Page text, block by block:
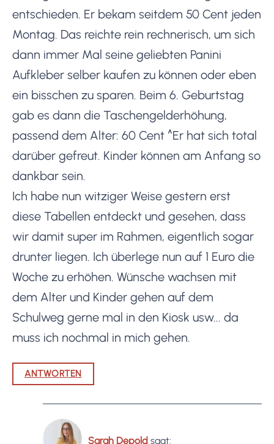
entschieden. Er bekam seitdem 50 Cent jeden
Montag. Das reichte rein rechnerisch, um sich
dann immer Mal seine geliebten Panini
Aufkleber selber kaufen zu können oder eben
ein bisschen zu sparen. Beim 6. Geburtstag
gab es dann die Taschengelderhöhung,
passend dem Alter: 60 Cent ^Er hat sich total
darüber gefreut. Kinder können am Anfang so
dankbar sein.
Ich habe nun witziger Weise gestern erst
diese Tabellen entdeckt und gesehen, dass
wir damit super im Rahmen, eigentlich sogar
drunter liegen. Ich überlege nun auf 1 Euro die
Woche zu erhöhen. Wünsche wachsen mit
dem Alter und Kinder gehen auf dem
Schulweg gerne mal in den Kiosk usw... da
muss ich nochmal in mich gehen.
ANTWORTEN
Sarah Depold sagt: